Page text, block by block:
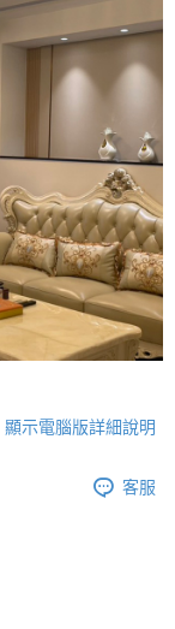
顯示電腦版詳細說明
客服